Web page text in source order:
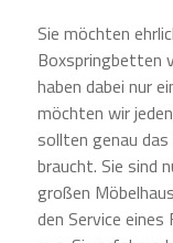
Sie möchten
Boxspringbetten
haben dabei nur
möchten wir
sollten genau
braucht. Sie sind
großen
den Service